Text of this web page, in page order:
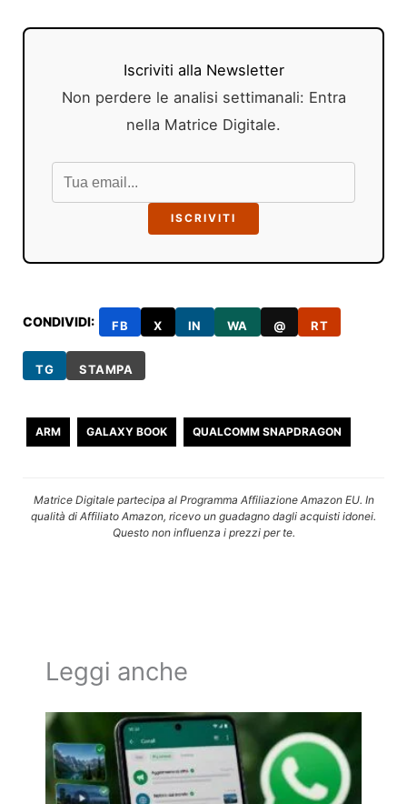
Iscriviti alla Newsletter
Non perdere le analisi settimanali: Entra
nella Matrice Digitale.
ISCRIVITI
CONDIVIDI: FB X IN WA @ RT
TG STAMPA
ARM GALAXY BOOK QUALCOMM SNAPDRAGON
Matrice Digitale partecipa al Programma Affiliazione Amazon EU. In
qualità di Affiliato Amazon, ricevo un guadagno dagli acquisti idonei.
Questo non influenza i prezzi per te.
Leggi anche